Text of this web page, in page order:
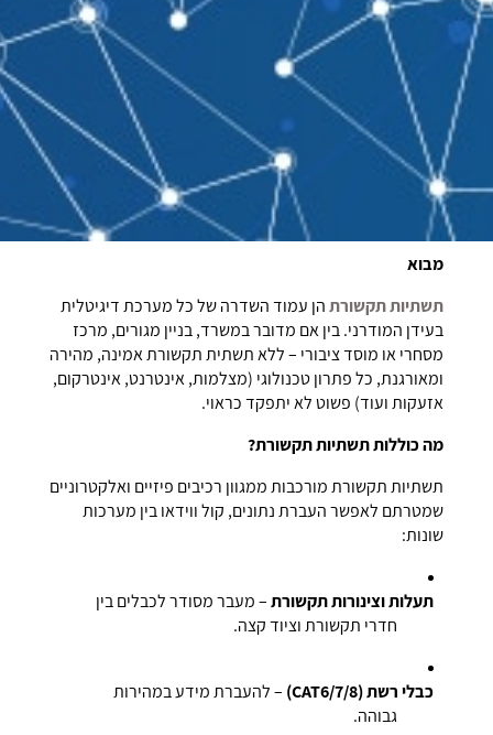
מבוא
תשתיות תקשורתהן עמוד השדרה של כל מערכת דיגיטלית
בעידן המודרני. בין אם מדובר במשרד, בניין מגורים, מרכז
מסחרי או מוסד ציבורי – ללא תשתית תקשורת אמינה, מהירה
ומאורגנת, כל פתרון טכנולוגי (מצלמות, אינטרנט, אינטרקום,
אזעקות ועוד) פשוט לא יתפקד כראוי.
מה כוללות תשתיות תקשורת?
תשתיות תקשורת מורכבות ממגוון רכיבים פיזיים ואלקטרוניים
שמטרתם לאפשר העברת נתונים, קול ווידאו בין מערכות
שונות:
תעלות וצינורות תקשורת– מעבר מסודר לכבלים בין
חדרי תקשורת וציוד קצה.
כבלי רשת (CAT6/7/8)
– להעברת מידע במהירות
גבוהה.